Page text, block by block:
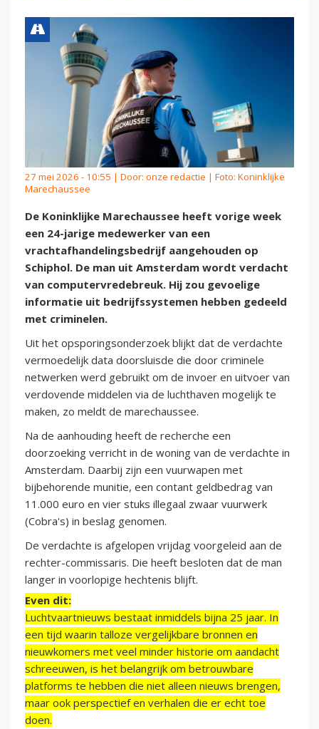
27 mei 2026 - 10:55 | Door: onze redactie | Foto: Koninklijke
Marechaussee
De Koninklijke Marechaussee heeft vorige week
een 24-jarige medewerker van een
vrachtafhandelingsbedrijf aangehouden op
Schiphol. De man uit Amsterdam wordt verdacht
van computervredebreuk. Hij zou gevoelige
informatie uit bedrijfssystemen hebben gedeeld
met criminelen.
Uit het opsporingsonderzoek blijkt dat de verdachte
vermoedelijk data doorsluisde die door criminele
netwerken werd gebruikt om de invoer en uitvoer van
verdovende middelen via de luchthaven mogelijk te
maken, zo meldt de marechaussee.
Na de aanhouding heeft de recherche een
doorzoeking verricht in de woning van de verdachte in
Amsterdam. Daarbij zijn een vuurwapen met
bijbehorende munitie, een contant geldbedrag van
11.000 euro en vier stuks illegaal zwaar vuurwerk
(Cobra's) in beslag genomen.
De verdachte is afgelopen vrijdag voorgeleid aan de
rechter-commissaris. Die heeft besloten dat de man
langer in voorlopige hechtenis blijft.
Even dit:
Luchtvaartnieuws bestaat inmiddels bijna 25 jaar. In
een tijd waarin talloze vergelijkbare bronnen en
nieuwkomers met veel minder historie om aandacht
schreeuwen, is het belangrijk om betrouwbare
platforms te hebben die niet alleen nieuws brengen,
maar ook perspectief en verhalen die er echt toe
doen.